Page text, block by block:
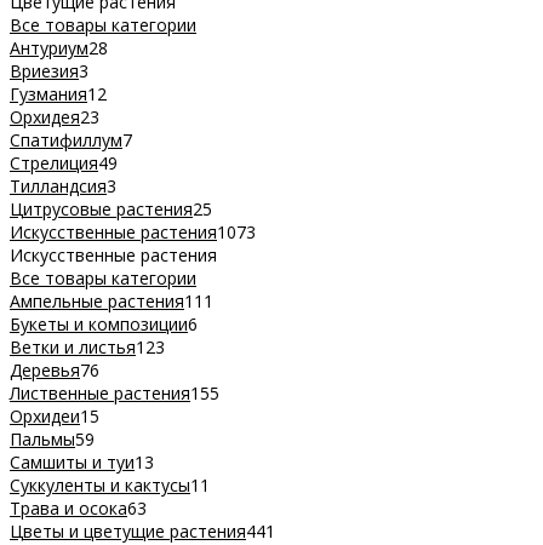
Все товары категории
Антуриум28
Вриезия3
Гузмания12
Орхидея23
Спатифиллум7
Стрелиция49
Тилландсия3
Цитрусовые растения25
Искусственные растения1073
Искусственные растения
Все товары категории
Ампельные растения111
Букеты и композиции6
Ветки и листья123
Деревья76
Лиственные растения155
Орхидеи15
Пальмы59
Самшиты и туи13
Суккуленты и кактусы11
Трава и осока63
Цветы и цветущие растения441